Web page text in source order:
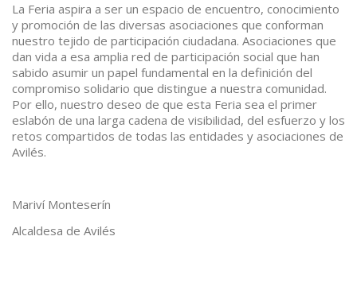
La Feria aspira a ser un espacio de encuentro, conocimiento
y promoción de las diversas asociaciones que conforman
nuestro tejido de participación ciudadana. Asociaciones que
dan vida a esa amplia red de participación social que han
sabido asumir un papel fundamental en la definición del
compromiso solidario que distingue a nuestra comunidad.
Por ello, nuestro deseo de que esta Feria sea el primer
eslabón de una larga cadena de visibilidad, del esfuerzo y los
retos compartidos de todas las entidades y asociaciones de
Avilés.
Mariví Monteserín
Alcaldesa de Avilés